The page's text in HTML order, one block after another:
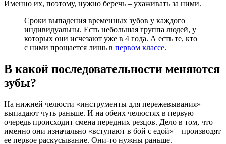
Именно их, поэтому, нужно беречь – ухаживать за ними.
Сроки выпадения временных зубов у каждого
индивидуальны. Есть небольшая группа людей, у
которых они исчезают уже в 4 года. А есть те, кто
с ними прощается лишь в первом классе.
В какой последовательности меняются
зубы?
На нижней челюсти «инструменты для пережевывания»
выпадают чуть раньше. И на обеих челюстях в первую
очередь происходит смена передних резцов. Дело в том, что
именно они изначально «вступают в бой с едой» – производят
ее первое раскусывание. Они-то нужны раньше.